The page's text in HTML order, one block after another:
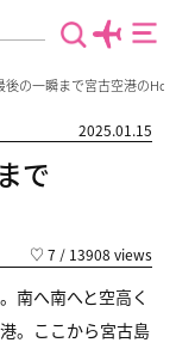
後の一瞬まで宮古空港の
2025.01.15
で
♡ 7 / 13908 views
南へ南へと空高く
。ここから宮古島